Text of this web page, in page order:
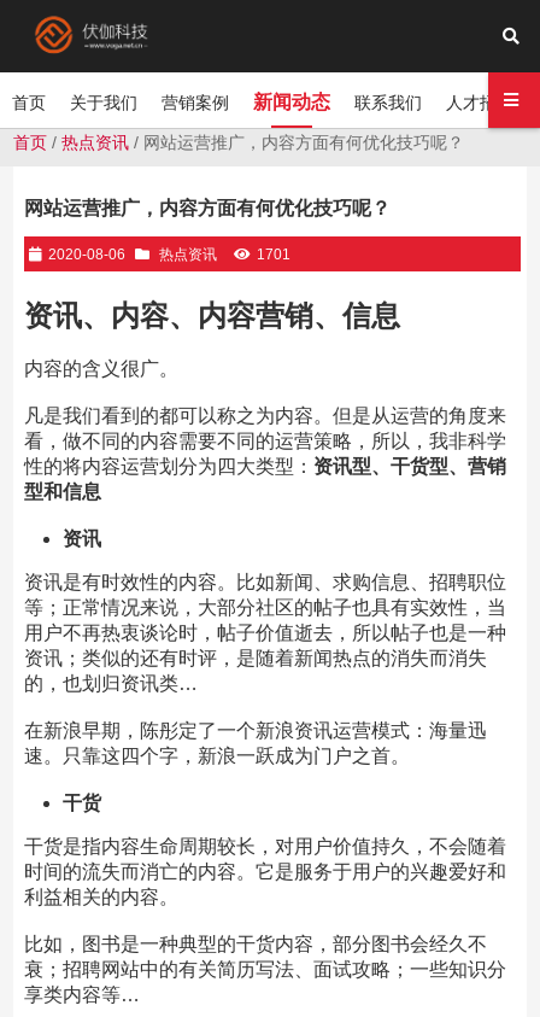
首页 关于我们 营销案例 新闻动态 联系我们 人才招聘
首页 /热点资讯 / 网站运营推广，内容方面有何优化技巧呢？
网站运营推广，内容方面有何优化技巧呢？
2020-08-06 热点资讯 1701
资讯、内容、内容营销、信息
内容的含义很广。
凡是我们看到的都可以称之为内容。但是从运营的角度来
看，做不同的内容需要不同的运营策略，所以，我非科学
性的将内容运营划分为四大类型： 资讯型、干货型、营销
型和信息
资讯
资讯是有时效性的内容。比如新闻、求购信息、招聘职位
等；正常情况来说，大部分社区的帖子也具有实效性，当
用户不再热衷谈论时，帖子价值逝去，所以帖子也是一种
资讯；类似的还有时评，是随着新闻热点的消失而消失
的，也划归资讯类…
在新浪早期，陈彤定了一个新浪资讯运营模式：海量迅
速。只靠这四个字，新浪一跃成为门户之首。
干货
干货是指内容生命周期较长，对用户价值持久，不会随着
时间的流失而消亡的内容。它是服务于用户的兴趣爱好和
利益相关的内容。
比如，图书是一种典型的干货内容，部分图书会经久不
衰；招聘网站中的有关简历写法、面试攻略；一些知识分
享类内容等…